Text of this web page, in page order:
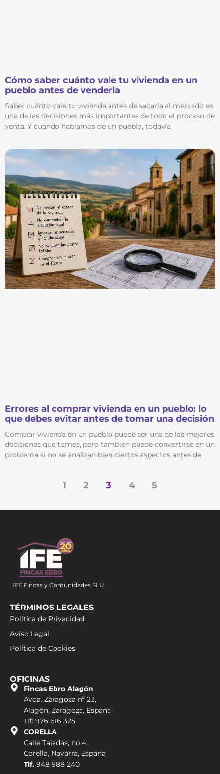
Cómo saber cuánto vale tu vivienda en un
pueblo antes de venderla
Saber cuánto vale tu vivienda antes de sacarla al mercado es
una de las decisiones más importantes de todo el proceso de
venta. Y cuando hablamos de un pueblo, todavía
Errores al comprar vivienda en un pueblo: lo
que debes evitar antes de tomar una decisión
Comprar vivienda en un pueblo puede ser una de las mejores
decisiones que tomes, pero también puede convertirse en un
problema si no se analizan bien ciertos aspectos antes de
1 2 3 4 5
IFE Fincas y Comunidades SLU
TÉRMINOS LEGALES
Política de Privacidad
Aviso Legal
Política de Cookies
OFICINAS
Fincas Ebro Alagón
Avda. Zaragoza nº 23,
Alagón, Zaragoza, España
Tlf: 976 616 325
CORELLA
Calle Tajadas, no 4,
Corella, Navarra, España
Tlf. 948 988 240